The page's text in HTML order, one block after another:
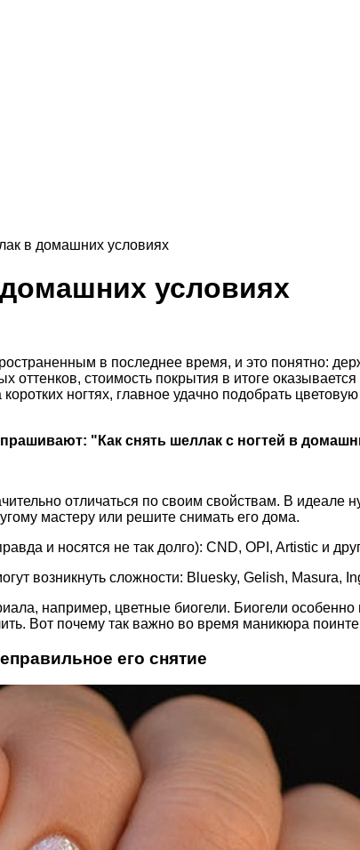
в домашних условиях
условиях
в последнее время, и это понятно:
оттенков, стоимость покрытия в итоге
ногтях, главное удачно подобрать
"Как снять шеллак с ногтей в
отличаться по своим свойствам. В
мастеру или решите снимать его дома.
и носятся не так долго): CND, OPI, Artistic и
возникнуть сложности: Bluesky, Gelish, Masura,
например, цветные биогели. Биогели
Вот почему так важно во время маникюра
его снятие